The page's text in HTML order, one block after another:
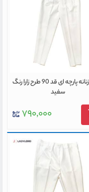
شلوار زنانه پارچه ای قد 90 طرح زارا رنگ
سفید
۷۹۰,۰۰۰